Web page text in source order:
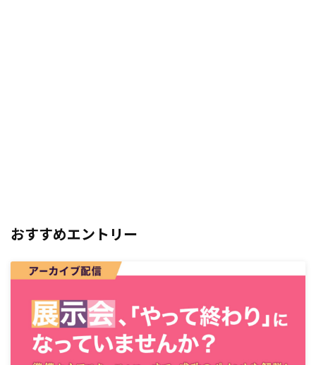
おすすめエントリー